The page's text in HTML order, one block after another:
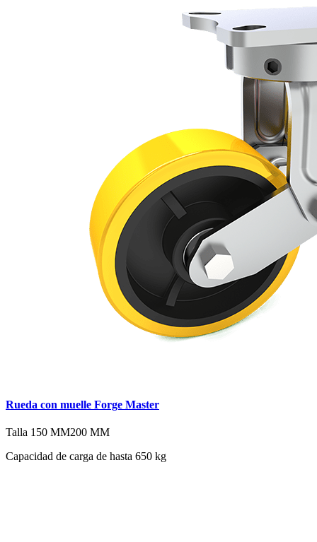
Rueda con muelle Forge Master
Talla 150 MM200 MM
Capacidad de carga de hasta 650 kg